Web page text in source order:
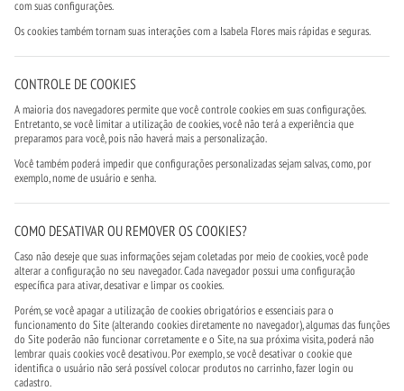
com suas configurações.
Os cookies também tornam suas interações com a Isabela Flores mais rápidas e seguras.
CONTROLE DE COOKIES
A maioria dos navegadores permite que você controle cookies em suas configurações.
Entretanto, se você limitar a utilização de cookies, você não terá a experiência que
preparamos para você, pois não haverá mais a personalização.
Você também poderá impedir que configurações personalizadas sejam salvas, como, por
exemplo, nome de usuário e senha.
COMO DESATIVAR OU REMOVER OS COOKIES?
Caso não deseje que suas informações sejam coletadas por meio de cookies, você pode
alterar a configuração no seu navegador. Cada navegador possui uma configuração
específica para ativar, desativar e limpar os cookies.
Porém, se você apagar a utilização de cookies obrigatórios e essenciais para o
funcionamento do Site (alterando cookies diretamente no navegador), algumas das funções
do Site poderão não funcionar corretamente e o Site, na sua próxima visita, poderá não
lembrar quais cookies você desativou. Por exemplo, se você desativar o cookie que
identifica o usuário não será possível colocar produtos no carrinho, fazer login ou
cadastro.